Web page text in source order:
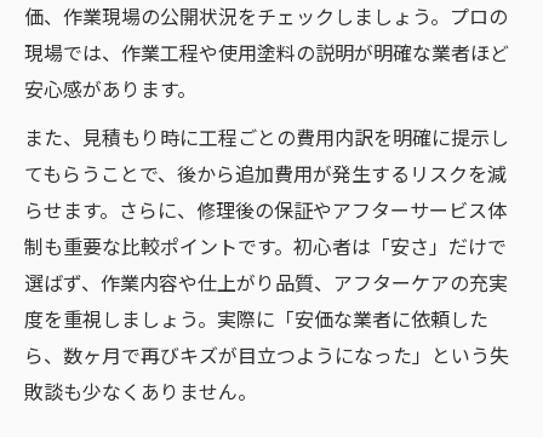
価、作業現場の公開状況をチェックしましょう。プロの
現場では、作業工程や使用塗料の説明が明確な業者ほど
安心感があります。
また、見積もり時に工程ごとの費用内訳を明確に提示し
てもらうことで、後から追加費用が発生するリスクを減
らせます。さらに、修理後の保証やアフターサービス体
制も重要な比較ポイントです。初心者は「安さ」だけで
選ばず、作業内容や仕上がり品質、アフターケアの充実
度を重視しましょう。実際に「安価な業者に依頼した
ら、数ヶ月で再びキズが目立つようになった」という失
敗談も少なくありません。